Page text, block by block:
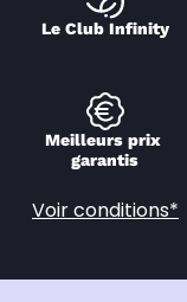
Le Club Infinity
Meilleurs prix
garantis
Voir conditions*